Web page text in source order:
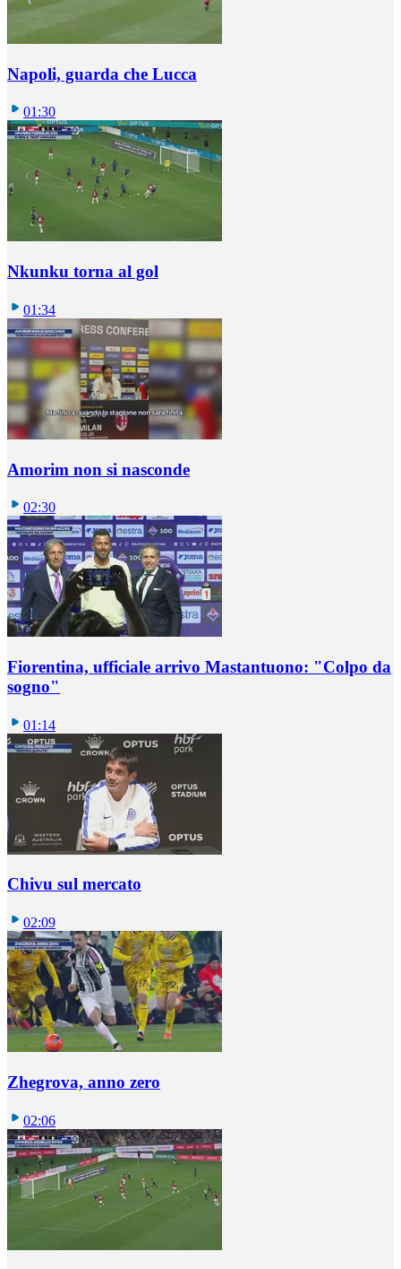
Napoli, guarda che Lucca
01:30
Nkunku torna al gol
01:34
Amorim non si nasconde
02:30
Fiorentina, ufficiale arrivo Mastantuono: "Colpo da
sogno"
01:14
Chivu sul mercato
02:09
Zhegrova, anno zero
02:06